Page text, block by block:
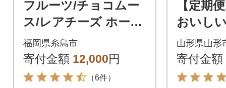
フルーツ/チョコムー
ス/レアチーズ ホール
ケーキ 3種 冷凍[AQD
017]
福岡県糸島市
寄付金額 12,000円
（6件）
【定期
おいし
に!1年
送 旬
山形県山形
寄付金額